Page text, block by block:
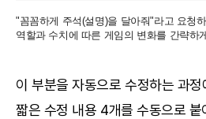
"꼼꼼하게 주석(설명)을 달아줘"라고 요청
역할과 수치에 따른 게임의 변화를 간략하
이 부분을 자동으로 수정하는 과정
짧은 수정 내용 4개를 수동으로 붙